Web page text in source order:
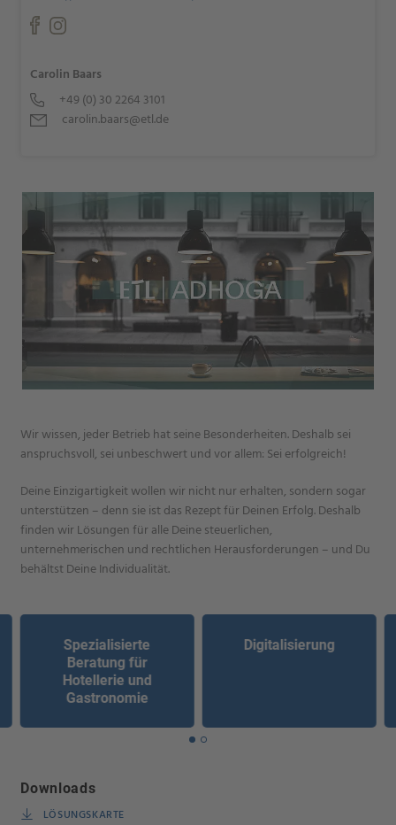
Carolin Baars
+49 (0) 30 2264 3101
carolin.baars@etl.de
Wir wissen, jeder Betrieb hat seine Besonderheiten. Deshalb sei
anspruchsvoll, sei unbeschwert und vor allem: Sei erfolgreich!
Deine Einzigartigkeit wollen wir nicht nur erhalten, sondern sogar
unterstützen – denn sie ist das Rezept für Deinen Erfolg. Deshalb
finden wir Lösungen für alle Deine steuerlichen,
unternehmerischen und rechtlichen Herausforderungen – und Du
behältst Deine Individualität.
Spezialisierte
Beratung für
Hotellerie und
Gastronomie
Digitalisierung
Downloads
LÖSUNGSKARTE